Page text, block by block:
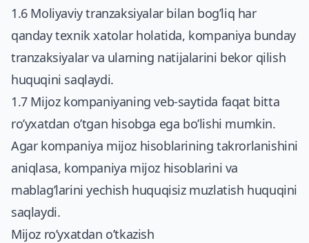
1.6 Moliyaviy tranzaksiyalar bilan bog’liq har
qanday texnik xatolar holatida, kompaniya bunday
tranzaksiyalar va ularning natijalarini bekor qilish
huquqini saqlaydi.
1.7 Mijoz kompaniyaning veb-saytida faqat bitta
ro’yxatdan o’tgan hisobga ega bo’lishi mumkin.
Agar kompaniya mijoz hisoblarining takrorlanishini
aniqlasa, kompaniya mijoz hisoblarini va
mablag’larini yechish huquqisiz muzlatish huquqini
saqlaydi.
Mijoz ro’yxatdan o’tkazish